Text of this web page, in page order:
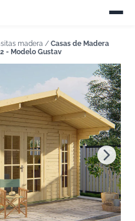
madera / Casas de Madera
- Modelo Gustav